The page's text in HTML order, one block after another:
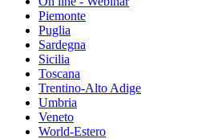
Piemonte
Puglia
Sardegna
Sicilia
Toscana
Trentino-Alto Adige
Umbria
Veneto
World-Estero